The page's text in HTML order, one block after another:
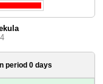
period 0 days